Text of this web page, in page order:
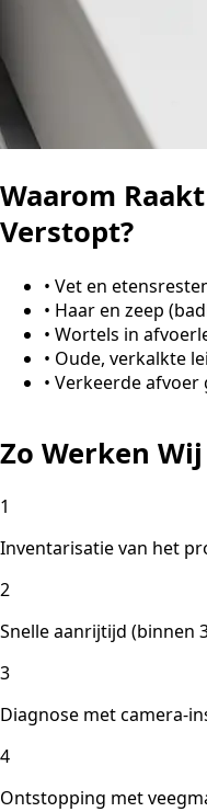
Waarom
Verstopt?
• Vet en
• Haar en zeep
• Wortels in
• Oude, verkalkte
• Verkeerde afvoer
Zo Werken
1
Inventarisatie van het
2
Snelle aanrijtijd (binnen
3
Diagnose met camera-
4
Ontstopping met